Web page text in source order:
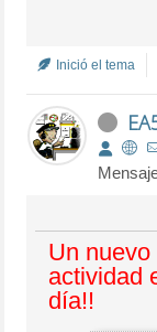
Inició el tema
Un
actividad
día!!